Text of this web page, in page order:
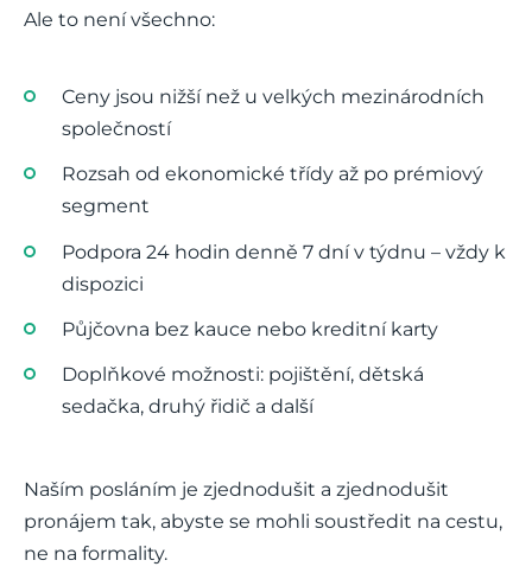
Ale to není všechno:
Ceny jsou nižší než u velkých mezinárodních
společností
Rozsah od ekonomické třídy až po prémiový
segment
Podpora 24 hodin denně 7 dní v týdnu – vždy k
dispozici
Půjčovna bez kauce nebo kreditní karty
Doplňkové možnosti: pojištění, dětská
sedačka, druhý řidič a další
Naším posláním je zjednodušit a zjednodušit
pronájem tak, abyste se mohli soustředit na cestu,
ne na formality.